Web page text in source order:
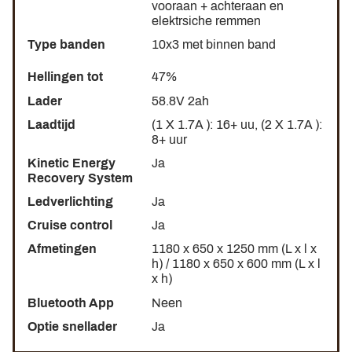
hydraulisch remmen, waardoor gemakkelijk
en snel kan worden geremd. Een essentieel punt
voorzien van
richtingaanwijzersen maakt het daardoor
mogelijk om een ​​richtingsverandering aan andere
weggebruikers te signaleren. Vermijd stress op
kruispunten en sla veilig af. Deze Teverun-step maakt ook
gebruik vaninnovatieve indicatoren
zijkant van de scooter knippert om beter gezien te worden.
U zult dus bijna elke dag met uw machine kunnen rijden
zonder dat u zich zorgen hoeft te maken over de risico's
van regen(u zult nog steeds zware regen en plassen
vooraan + achteraan en
elektrsiche remmen
Type banden
10x3 met binnen band
Hellingen tot
47%
Lader
58.8V 2ah
Laadtijd
(1 X 1.7A ): 16+ uu, (2 X 1.7A ):
8+ uur
Kinetic Energy
Recovery System
Ja
Ledverlichting
Ja
Cruise control
Ja
Afmetingen
1180 x 650 x 1250 mm (L x l x
h) / 1180 x 650 x 600 mm (L x l
x h)
Bluetooth App
Neen
Optie snellader
Ja